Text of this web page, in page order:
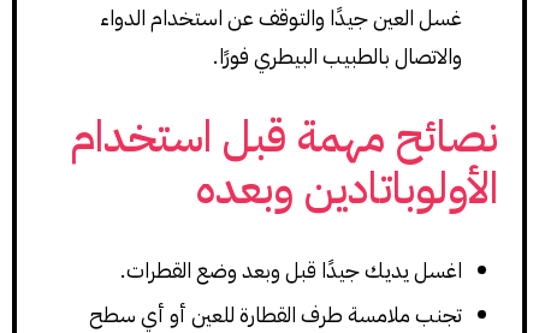
غسل العين جيدًا والتوقف عن استخدام الدواء
والاتصال بالطبيب البيطري فورًا.
نصائح مهمة قبل استخدام
الأولوباتادين وبعده
اغسل يديك جيدًا قبل وبعد وضع القطرات.
تجنب ملامسة طرف القطارة للعين أو أي سطح